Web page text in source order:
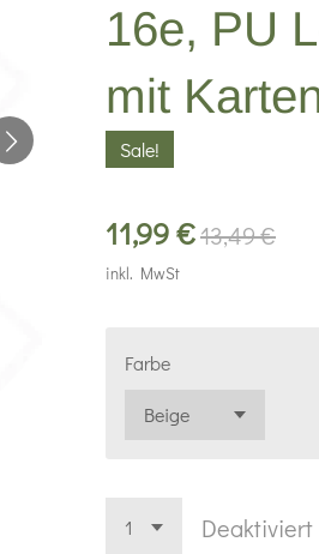
16e, PU
mit
Sale!
11,99 €13,49 €
inkl. MwSt
Farbe
Deaktiviert